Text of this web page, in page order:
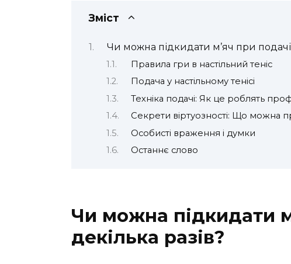
Зміст
Чи можна підкидати м’яч при подачі
Правила гри в настільний теніс
Подача у настільному тенісі
Техніка подачі: Як це роблять
Секрети віртуозності: Що можна
Особисті враження і думки
Останнє слово
Чи можна підкидати
декілька разів?